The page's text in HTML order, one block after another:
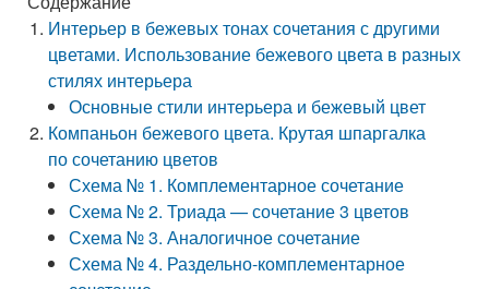
Интерьер в бежевых тонах сочетания с другими
цветами. Использование бежевого цвета в разных
стилях интерьера
Основные стили интерьера и бежевый цвет
Компаньон бежевого цвета. Крутая шпаргалка
по сочетанию цветов
Схема № 1. Комплементарное сочетание
Схема № 2. Триада — сочетание 3 цветов
Схема № 3. Аналогичное сочетание
Схема № 4. Раздельно-комплементарное